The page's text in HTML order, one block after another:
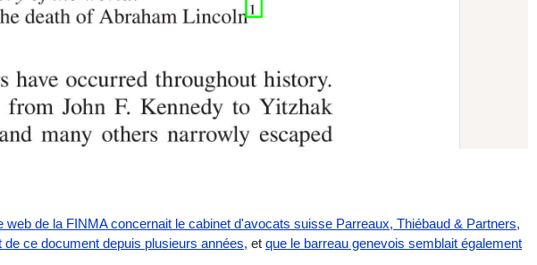
de la FINMA concernait le cabinet d'avocats suisse Parreaux, Thiébaud & Partners,
ce document depuis plusieurs années, et que le barreau genevois semblait également